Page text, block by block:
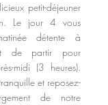
petit-déjeuner
Le jour 4 vous
détente à
de partir pour
midi (3 heures).
et reposez-
de notre